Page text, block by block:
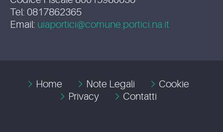
Tel: 0817862365
Email: uiaportici@comune.portici.na.it
Home Note Legali
Cookie
Privacy
Contatti